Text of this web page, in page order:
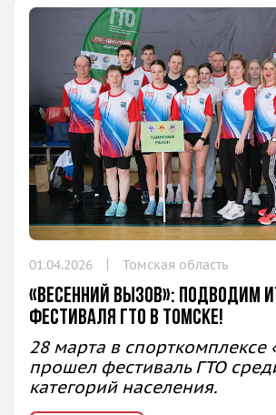
01.04.2026 Томская область
«Весенний вызов»: подводим
фестиваля ГТО в Томске!
28 марта в спорткомплексе
прошел фестиваль ГТО
категорий населения.